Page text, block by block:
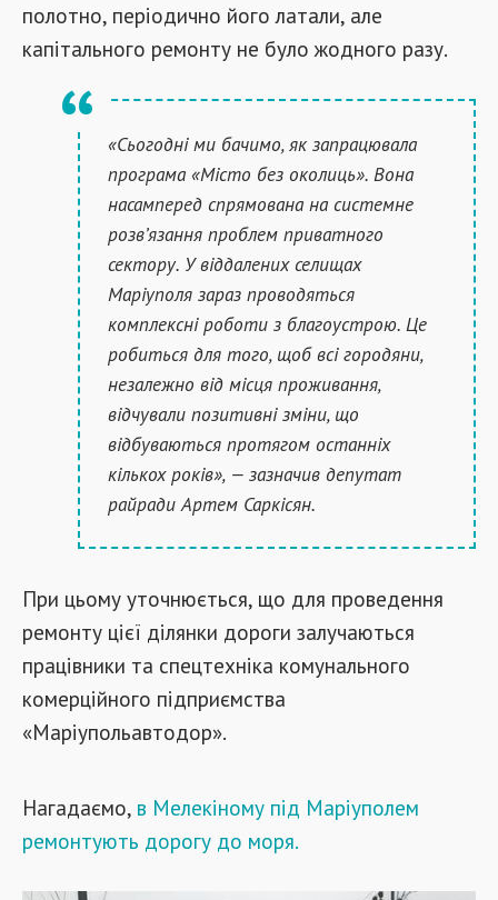
полотно, періодично його латали, але
капітального ремонту не було жодного разу.
«Сьогодні ми бачимо, як запрацювала
програма «Місто без околиць». Вона
насамперед спрямована на системне
розв’язання проблем приватного
сектору. У віддалених селищах
Маріуполя зараз проводяться
комплексні роботи з благоустрою. Це
робиться для того, щоб всі городяни,
незалежно від місця проживання,
відчували позитивні зміни, що
відбуваються протягом останніх
кількох років», — зазначив депутат
райради Артем Саркісян.
При цьому уточнюється, що для проведення
ремонту цієї ділянки дороги залучаються
працівники та спецтехніка комунального
комерційного підприємства
«Маріупольавтодор».
Нагадаємо, в Мелекіному під Маріуполем
ремонтують дорогу до моря.